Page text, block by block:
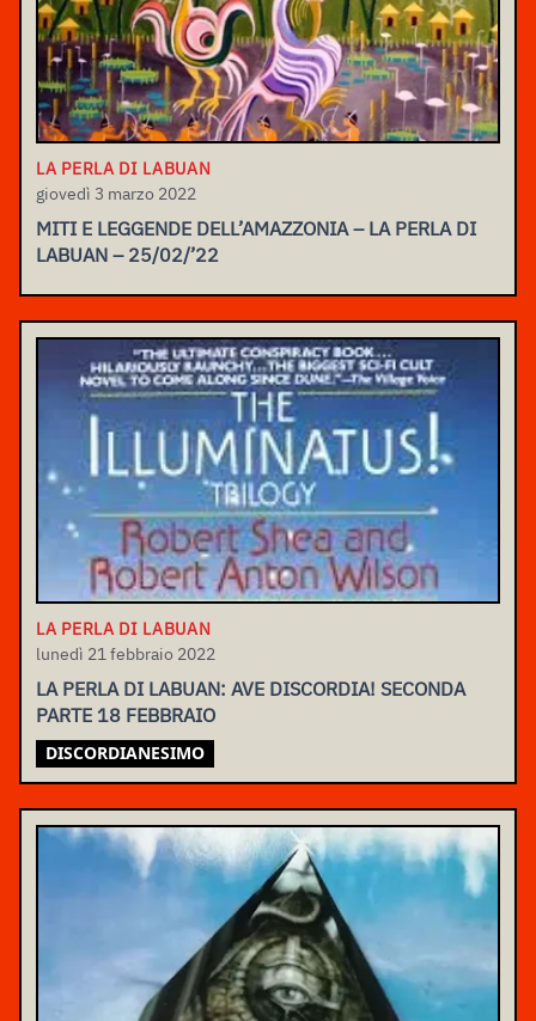
LA PERLA DI LABUAN
giovedì 3 marzo 2022
MITI E LEGGENDE DELL’AMAZZONIA – LA PERLA DI
LABUAN – 25/02/’22
LA PERLA DI LABUAN
lunedì 21 febbraio 2022
LA PERLA DI LABUAN: AVE DISCORDIA! SECONDA
PARTE 18 FEBBRAIO
DISCORDIANESIMO